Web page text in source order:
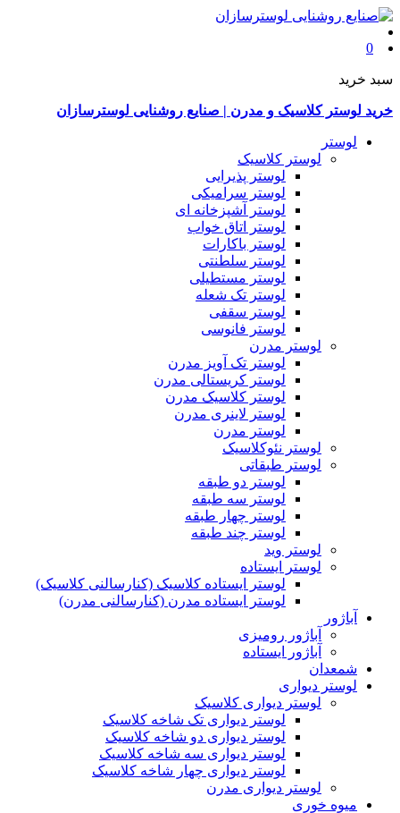
0
سبد خرید
خرید لوستر کلاسیک و مدرن | صنایع روشنایی لوسترسازان
لوستر
لوستر کلاسیک
لوستر پذیرایی
لوستر سرامیکی
لوستر آشپزخانه ای
لوستر اتاق خواب
لوستر باکارات
لوستر سلطنتی
لوستر مستطیلی
لوستر تک شعله
لوستر سقفی
لوستر فانوسی
لوستر مدرن
لوستر تک آویز مدرن
لوستر کریستالی مدرن
لوستر کلاسیک مدرن
لوستر لاینری مدرن
لوستر مدرن
لوستر نئوکلاسیک
لوستر طبقاتی
لوستر دو طبقه
لوستر سه طبقه
لوستر چهار طبقه
لوستر چند طبقه
لوستر وید
لوستر ایستاده
لوستر ایستاده کلاسیک (کنارسالنی کلاسیک)
لوستر ایستاده مدرن (کنارسالنی مدرن)
آباژور
آباژور رومیزی
آباژور ایستاده
شمعدان
لوستر دیواری
لوستر دیواری کلاسیک
لوستر دیواری تک شاخه کلاسیک
لوستر دیواری دو شاخه کلاسیک
لوستر دیواری سه شاخه کلاسیک
لوستر دیواری چهار شاخه کلاسیک
لوستر دیواری مدرن
میوه خوری